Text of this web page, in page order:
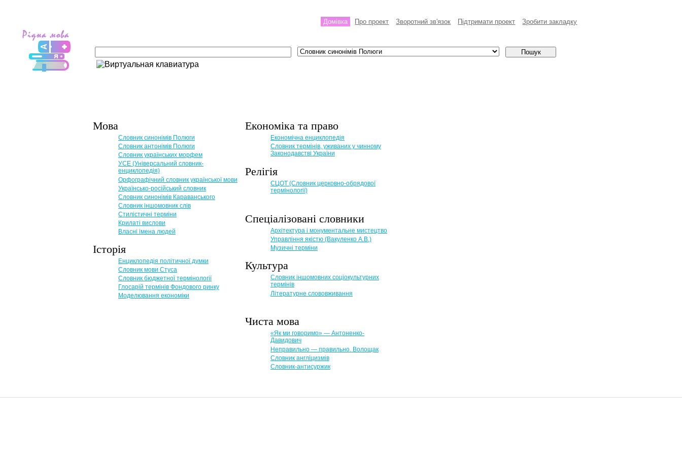
Домівка Про проект Зворотний зв'язок Пiдтримати проект Зробити закладку
Мова
Словник синонімів Полюги
Словник антонімів Полюги
Словник українських морфем
УСЕ (Універсальний словник-
енциклопедія)
Орфографічний словник української мови
Українсько-російський словник
Словник синонімів Караванського
Словник іншомовник слів
Стилістичні терміни
Крилаті вислови
Власні імена людей
Історія
Енциклопедія політичної думки
Словник мови Стуса
Словник бюджетної термінології
Глосарій термінів Фондового ринку
Моделювання економіки
Економіка та право
Eкономічна енциклопедія
Словник термінів, уживаних у чинному
Законодавстві України
Релігія
СЦОТ (Словник церковно-обрядової
термінології)
Спеціалізовані словники
Архітектура і монументальне мистецтво
Управління якістю (Вакуленко А.В.)
Музичні терміни
Культура
Словник іншомовних соціокультурних
термінів
Літературне слововживання
Чиста мова
«Як ми говоримо» — Антоненко-
Давидович
Неправильно — правильно. Волощак
Словник англіцизмів
Словник-антисуржик